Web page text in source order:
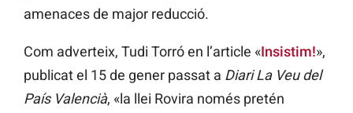
amenaces de major reducció.
Com adverteix, Tudi Torró en l’article «Insistim!»,
publicat el 15 de gener passat a Diari La Veu del
País Valencià, «la llei Rovira només pretén